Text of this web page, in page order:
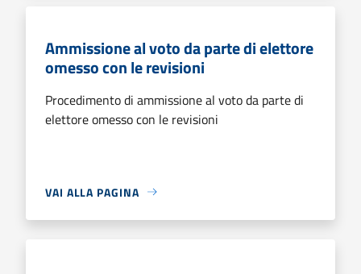
Ammissione al voto da parte di elettore
omesso con le revisioni
Procedimento di ammissione al voto da parte di
elettore omesso con le revisioni
VAI ALLA PAGINA